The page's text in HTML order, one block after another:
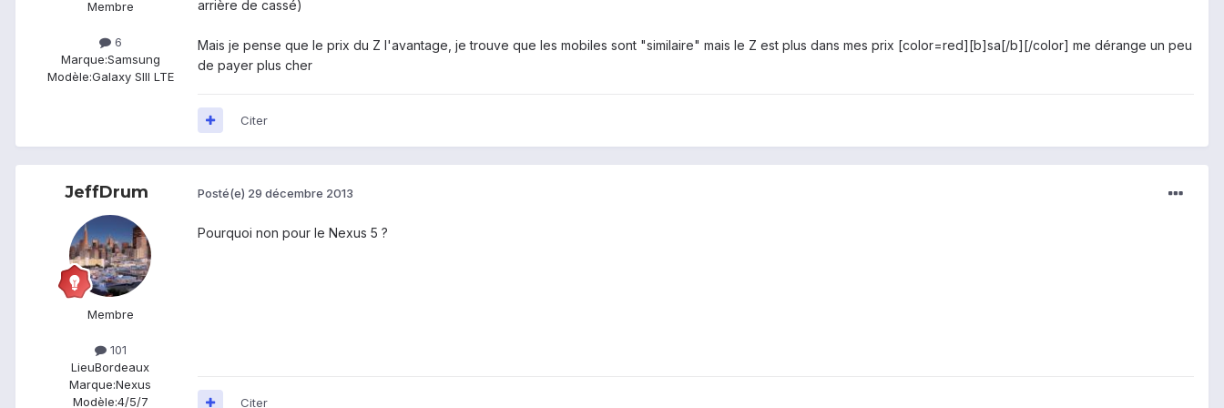
Membre
6
Marque:Samsung
Modèle:Galaxy SIII LTE
arrière de cassé)
Mais je pense que le prix du Z l'avantage, je trouve que les mobiles sont "similaire" mais le Z est plus dans mes prix [color=red][b]sa[/b][/color] me dérange un peu
de payer plus cher
Citer
JeffDrum
Membre
101
LieuBordeaux
Marque:Nexus
Modèle:4/5/7
Posté(e) 29 décembre 2013
Pourquoi non pour le Nexus 5 ?
Citer